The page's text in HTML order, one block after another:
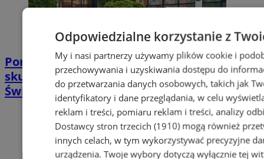
Poradnia leczenia ran przewlekłych -
skuteczna terapia trudno gojących się ran |
Świętochłowice
Odpowiedzialne korzystanie z
My i nasi partnerzy używamy plików cookie i
przechowywania i uzyskiwania dostępu do
do przetwarzania danych osobowych, takich jak
identyfikatory i dane przeglądania, w celu
reklam i treści, pomiaru reklam i treści, analizy
Dostawcy stron trzecich (1910)mogą również
innych celach, w tym wykorzystywać precyzyjne
urządzenia. Twoje wybory dotyczą wyłącznie tej